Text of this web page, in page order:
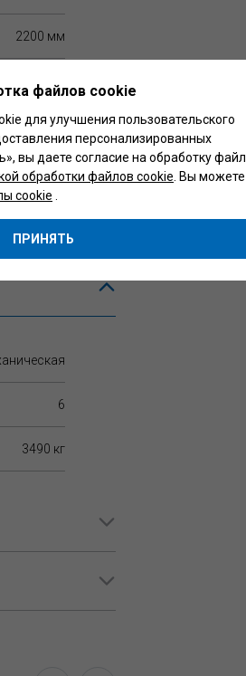
2200 мм
3570 мм
1760 мм
6
3490 кг
файлов cookie
для улучшения пользовательского
персонализированных
вы даете согласие на обработку
обработки файлов cookie . Вы можете
cookie
ПРИНЯТЬ